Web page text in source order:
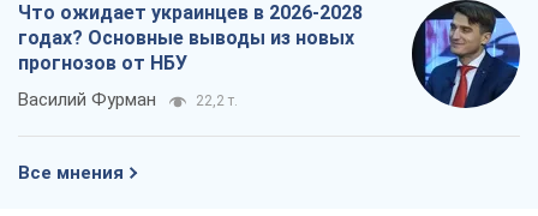
Что ожидает украинцев в 2026-2028
годах? Основные выводы из новых
прогнозов от НБУ
Василий Фурман 22,2 т.
Все мнения